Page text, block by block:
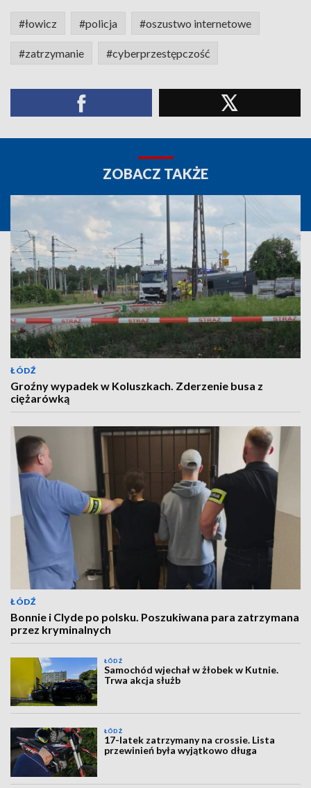
#łowicz #policja #oszustwo internetowe
#zatrzymanie #cyberprzestępczość
ZOBACZ TAKŻE
ŁÓDŹ
Groźny wypadek w Koluszkach. Zderzenie busa z
ciężarówką
ŁÓDŹ
Bonnie i Clyde po polsku. Poszukiwana para zatrzymana
przez kryminalnych
ŁÓDŹ
Samochód wjechał w żłobek w Kutnie.
Trwa akcja służb
ŁÓDŹ
17-latek zatrzymany na crossie. Lista
przewinień była wyjątkowo długa